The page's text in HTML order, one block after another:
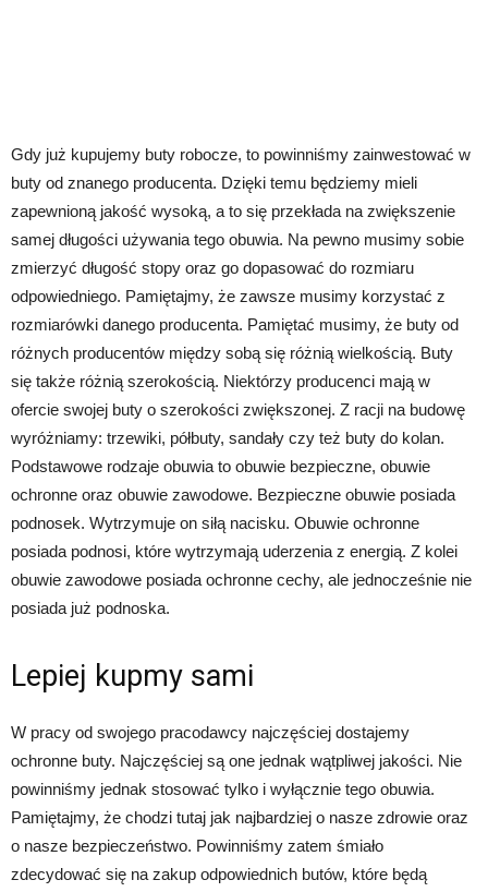
Gdy już kupujemy buty robocze, to powinniśmy zainwestować w
buty od znanego producenta. Dzięki temu będziemy mieli
zapewnioną jakość wysoką, a to się przekłada na zwiększenie
samej długości używania tego obuwia. Na pewno musimy sobie
zmierzyć długość stopy oraz go dopasować do rozmiaru
odpowiedniego. Pamiętajmy, że zawsze musimy korzystać z
rozmiarówki danego producenta. Pamiętać musimy, że buty od
różnych producentów między sobą się różnią wielkością. Buty
się także różnią szerokością. Niektórzy producenci mają w
ofercie swojej buty o szerokości zwiększonej. Z racji na budowę
wyróżniamy: trzewiki, półbuty, sandały czy też buty do kolan.
Podstawowe rodzaje obuwia to obuwie bezpieczne, obuwie
ochronne oraz obuwie zawodowe. Bezpieczne obuwie posiada
podnosek. Wytrzymuje on siłą nacisku. Obuwie ochronne
posiada podnosi, które wytrzymają uderzenia z energią. Z kolei
obuwie zawodowe posiada ochronne cechy, ale jednocześnie nie
posiada już podnoska.
Lepiej kupmy sami
W pracy od swojego pracodawcy najczęściej dostajemy
ochronne buty. Najczęściej są one jednak wątpliwej jakości. Nie
powinniśmy jednak stosować tylko i wyłącznie tego obuwia.
Pamiętajmy, że chodzi tutaj jak najbardziej o nasze zdrowie oraz
o nasze bezpieczeństwo. Powinniśmy zatem śmiało
zdecydować się na zakup odpowiednich butów, które będą